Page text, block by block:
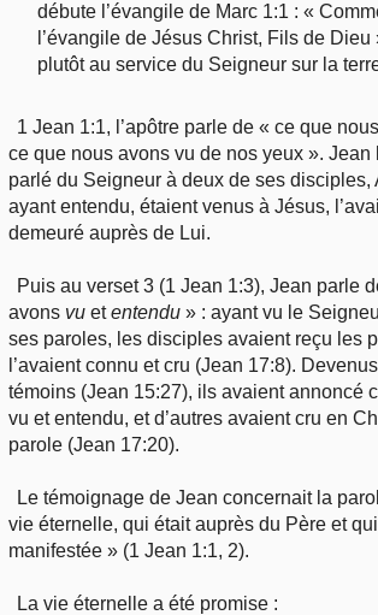
débute l’évangile de Marc 1:1 : «
l’évangile de Jésus Christ, Fils de
plutôt au service du Seigneur sur la
1 Jean 1:1, l’apôtre parle de « ce que
ce que nous avons vu de nos yeux ».
parlé du Seigneur à deux de ses disciples,
ayant entendu, étaient venus à Jésus,
demeuré auprès de Lui.
Puis au verset 3 (1 Jean 1:3), Jean parle
avons vu etentendu » : ayant vu le
ses paroles, les disciples avaient reçu les
l’avaient connu et cru (Jean 17:8).
témoins (Jean 15:27), ils avaient annoncé
vu et entendu, et d’autres avaient cru en
parole (Jean 17:20).
Le témoignage de Jean concernait la
vie éternelle, qui était auprès du Père et
manifestée » (1 Jean 1:1, 2).
La vie éternelle a été promise :